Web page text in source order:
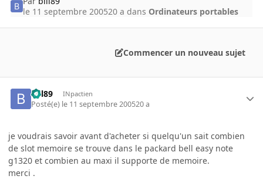
le 11 septembre 200520 a dans Ordinateurs portables
Commencer un nouveau sujet
bill89 INpactien
Posté(e) le 11 septembre 200520 a
je voudrais savoir avant d'acheter si quelqu'un sait combien
de slot memoire se trouve dans le packard bell easy note
g1320 et combien au maxi il supporte de memoire.
merci .